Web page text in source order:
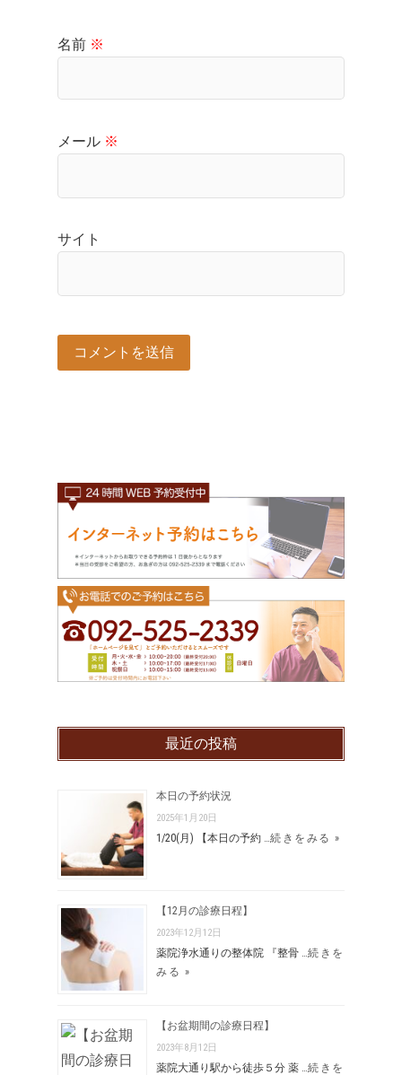
名前 ※
メール ※
サイト
最近の投稿
本日の予約状況
2025年1月20日
1/20(月) 【本日の予約 …続きをみる »
【12月の診療日程】
2023年12月12日
薬院浄水通りの整体院 『整骨 …続きを
みる »
【お盆期間の診療日程】
2023年8月12日
薬院大通り駅から徒歩５分 薬 …続きを